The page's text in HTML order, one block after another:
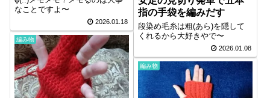
なことですよ〜
2026.01.18
指の手袋を編みだす
段染め毛糸は粗(あら)を隠して
くれるから大好きやで〜
2026.01.08
編み物
編み物